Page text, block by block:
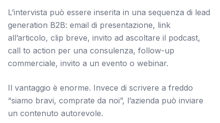
L’intervista può essere inserita in una sequenza di lead
generation B2B: email di presentazione, link
all’articolo, clip breve, invito ad ascoltare il podcast,
call to action per una consulenza, follow-up
commerciale, invito a un evento o webinar.
Il vantaggio è enorme. Invece di scrivere a freddo
“siamo bravi, comprate da noi”, l’azienda può inviare
un contenuto autorevole.